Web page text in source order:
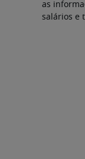
as
salários e